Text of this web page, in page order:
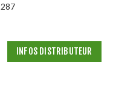
INFOS DISTRIBUTEUR